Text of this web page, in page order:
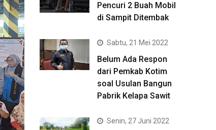
Pencuri 2 Buah Mobil
di Sampit Ditembak
Sabtu, 21 Mei 2022
Belum Ada Respon
dari Pemkab Kotim
soal Usulan Bangun
Pabrik Kelapa Sawit
Senin, 27 Juni 2022